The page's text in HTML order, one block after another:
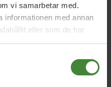
vi samarbetar med.
informationen med annan
eller som de har
tjänster.